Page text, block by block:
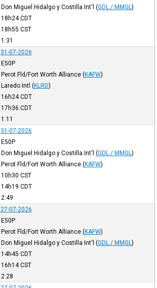
Don Miguel Hidalgo y Costilla Int'l (GDL / MMGL )
18h24CDT
18h55 CST
1:31
31-07-2026
E50P
Perot Fld/Fort Worth Alliance (KAFW)
Laredo Intl (KLRD)
16h24CDT
17h36 CDT
1:11
31-07-2026
E50P
Don Miguel Hidalgo y Costilla Int'l (GDL / MMGL )
Perot Fld/Fort Worth Alliance (KAFW)
10h30 CST
14h19 CDT
2:49
27-07-2026
E50P
Perot Fld/Fort Worth Alliance (KAFW)
Don Miguel Hidalgo y Costilla Int'l (GDL / MMGL )
14h45 CDT
16h14CST
2:28